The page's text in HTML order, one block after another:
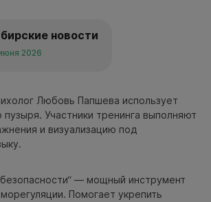
новости
2026
Любовь Папшева использует
Участники тренинга выполняют
и визуализацию под
— мощный инструмент
Помогает укрепить